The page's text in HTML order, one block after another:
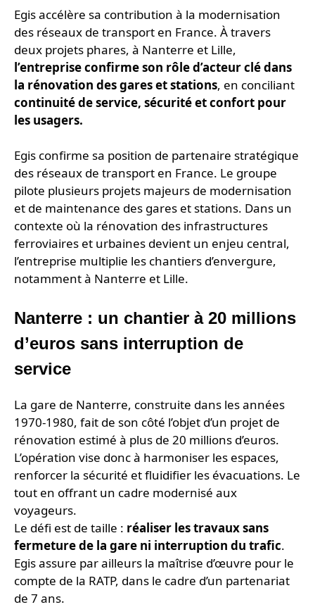
Egis accélère sa contribution à la modernisation
des réseaux de transport en France. À travers
deux projets phares, à Nanterre et Lille,
l’entreprise confirme son rôle d’acteur clé dans
la rénovation des gares et stations, en conciliant
continuité de service, sécurité et confort pour
les usagers.
Egis confirme sa position de partenaire stratégique
des réseaux de transport en France. Le groupe
pilote plusieurs projets majeurs de modernisation
et de maintenance des gares et stations. Dans un
contexte où la rénovation des infrastructures
ferroviaires et urbaines devient un enjeu central,
l’entreprise multiplie les chantiers d’envergure,
notamment à Nanterre et Lille.
Nanterre : un chantier à 20 millions
d’euros sans interruption de
service
La gare de Nanterre, construite dans les années
1970-1980, fait de son côté l’objet d’un projet de
rénovation estimé à plus de 20 millions d’euros.
L’opération vise donc à harmoniser les espaces,
renforcer la sécurité et fluidifier les évacuations. Le
tout en offrant un cadre modernisé aux
voyageurs.
Le défi est de taille : réaliser les travaux sans
fermeture de la gare ni interruption du trafic.
Egis assure par ailleurs la maîtrise d’œuvre pour le
compte de la RATP, dans le cadre d’un partenariat
de 7 ans.